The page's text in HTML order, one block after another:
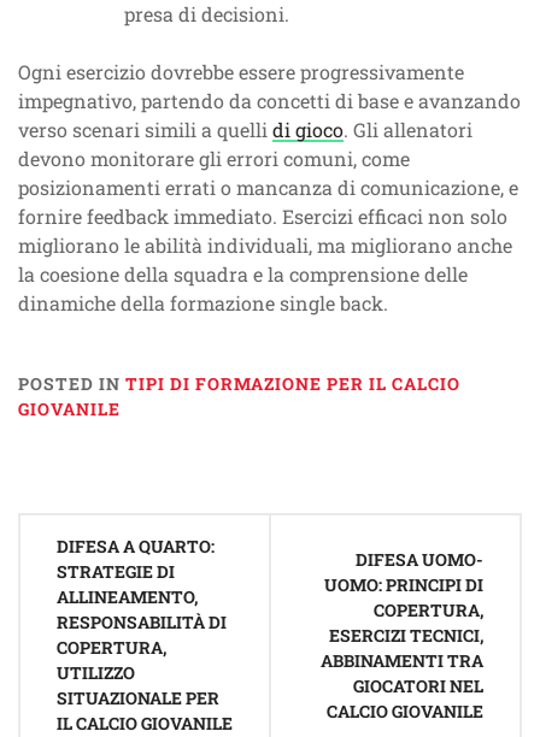
presa di decisioni.
Ogni esercizio dovrebbe essere progressivamente
impegnativo, partendo da concetti di base e avanzando
verso scenari simili a quelli di gioco. Gli allenatori
devono monitorare gli errori comuni, come
posizionamenti errati o mancanza di comunicazione, e
fornire feedback immediato. Esercizi efficaci non solo
migliorano le abilità individuali, ma migliorano anche
la coesione della squadra e la comprensione delle
dinamiche della formazione single back.
POSTED IN TIPI DI FORMAZIONE PER IL CALCIO
GIOVANILE
navigation
DIFESA A QUARTO:
STRATEGIE DI
ALLINEAMENTO,
RESPONSABILITÀ DI
COPERTURA,
UTILIZZO
SITUAZIONALE PER
IL CALCIO GIOVANILE
DIFESA UOMO-
UOMO: PRINCIPI DI
COPERTURA,
ESERCIZI TECNICI,
ABBINAMENTI TRA
GIOCATORI NEL
CALCIO GIOVANILE